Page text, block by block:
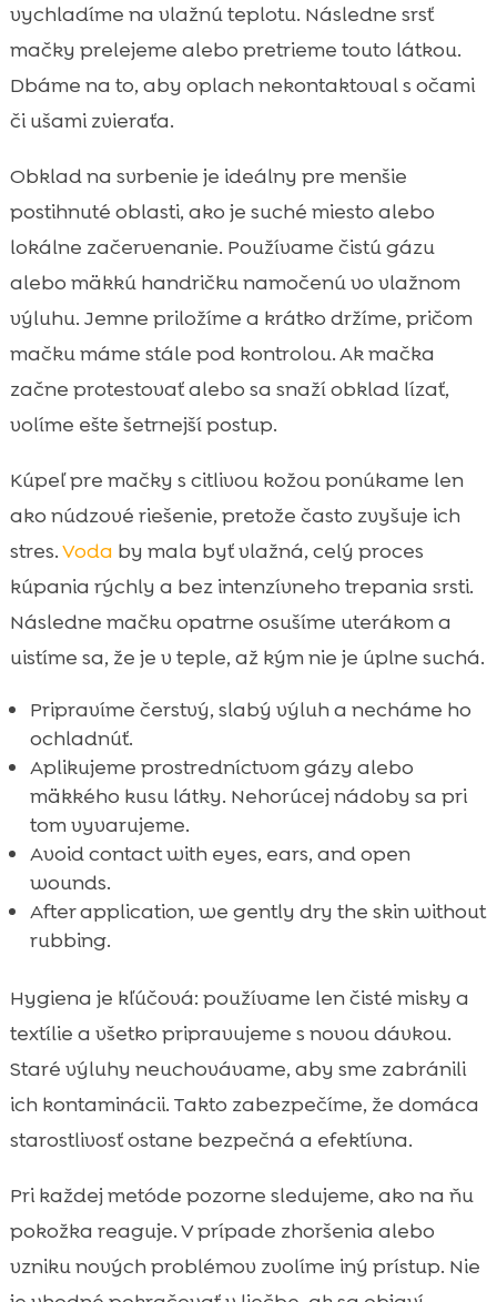
vychladíme na vlažnú teplotu. Následne srsť
mačky prelejeme alebo pretrieme touto látkou.
Dbáme na to, aby oplach nekontaktoval s očami
či ušami zvieraťa.
Obklad na svrbenie je ideálny pre menšie
postihnuté oblasti, ako je suché miesto alebo
lokálne začervenanie. Používame čistú gázu
alebo mäkkú handričku namočenú vo vlažnom
výluhu. Jemne priložíme a krátko držíme, pričom
mačku máme stále pod kontrolou. Ak mačka
začne protestovať alebo sa snaží obklad lízať,
volíme ešte šetrnejší postup.
Kúpeľ pre mačky s citlivou kožou ponúkame len
ako núdzové riešenie, pretože často zvyšuje ich
stres.Voda by mala byť vlažná, celý proces
kúpania rýchly a bez intenzívneho trepania srsti.
Následne mačku opatrne osušíme uterákom a
uistíme sa, že je v teple, až kým nie je úplne suchá.
Pripravíme čerstvý, slabý výluh a necháme ho
ochladnúť.
Aplikujeme prostredníctvom gázy alebo
mäkkého kusu látky. Nehorúcej nádoby sa pri
tom vyvarujeme.
Avoid contact with eyes, ears, and open
wounds.
After application, we gently dry the skin without
rubbing.
Hygiena je kľúčová: používame len čisté misky a
textílie a všetko pripravujeme s novou dávkou.
Staré výluhy neuchovávame, aby sme zabránili
ich kontaminácii. Takto zabezpečíme, že domáca
starostlivosť ostane bezpečná a efektívna.
Pri každej metóde pozorne sledujeme, ako na ňu
pokožka reaguje. V prípade zhoršenia alebo
vzniku nových problémov zvolíme iný prístup. Nie